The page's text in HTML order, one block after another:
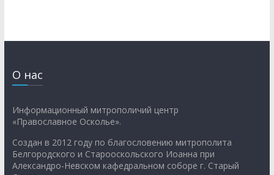
О нас
Информационный митрополичий центр
«Православное Осколье».
Создан в 2012 году по благословению митрополита
Белгородского и Старооскольского Иоанна при
Александро-Невском кафедральном соборе г. Старый